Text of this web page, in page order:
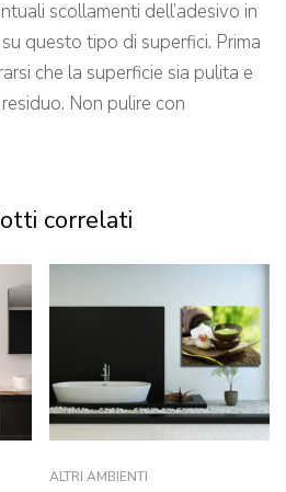
scollamenti dell’adesivo in
questo tipo di superfici. Prima
che la superficie sia pulita e
Non pulire con
correlati
ALTRI AMBIENTI